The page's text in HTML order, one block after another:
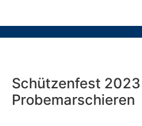
Schützenfest 2023
Probemarschieren